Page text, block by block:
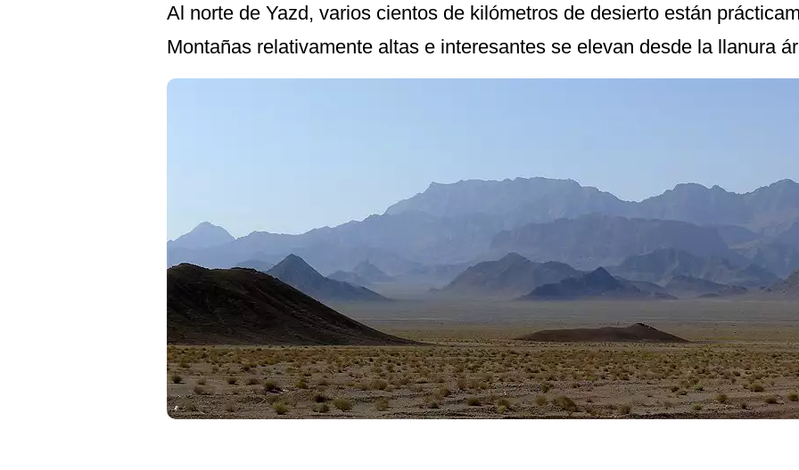
Al norte de Yazd, varios cientos de kilómetros de desierto están
Montañas relativamente altas e interesantes se elevan desde la llanura